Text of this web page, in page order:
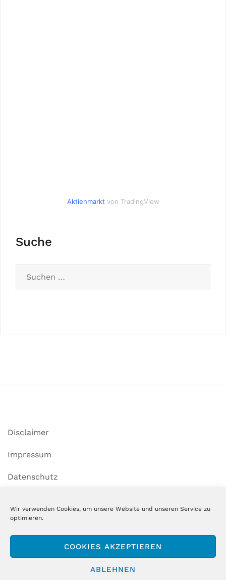
Wir verwenden Cookies, um unsere Website und unseren Service zu
optimieren.
COOKIES AKZEPTIEREN
ABLEHNEN
Aktienmarkt von TradingView
Suche
Disclaimer
Impressum
Datenschutz
Copyright MSM GmbH & Co. KG